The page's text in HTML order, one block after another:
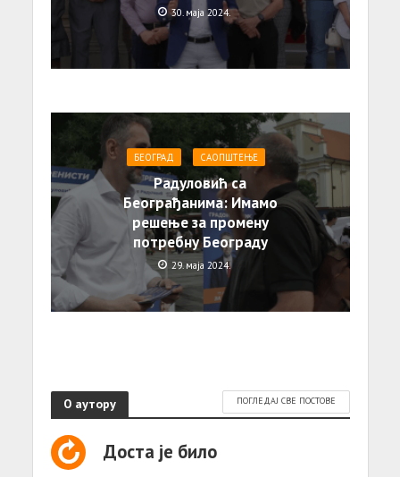
30. маја 2024.
БЕОГРАД САОПШТЕЊE
Радуловић са
Београђанима: Имамо
решење за промену
потребну Београду
29. маја 2024.
О аутору ПОГЛЕДАЈ СВЕ ПОСТОВЕ
Доста је било